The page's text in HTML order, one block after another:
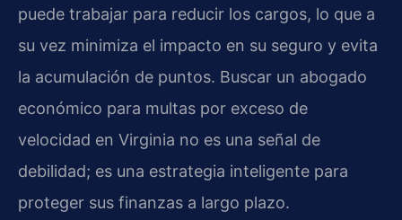
puede trabajar para reducir los cargos, lo que a
su vez minimiza el impacto en su seguro y evita
la acumulación de puntos. Buscar un abogado
económico para multas por exceso de
velocidad en Virginia no es una señal de
debilidad; es una estrategia inteligente para
proteger sus finanzas a largo plazo.